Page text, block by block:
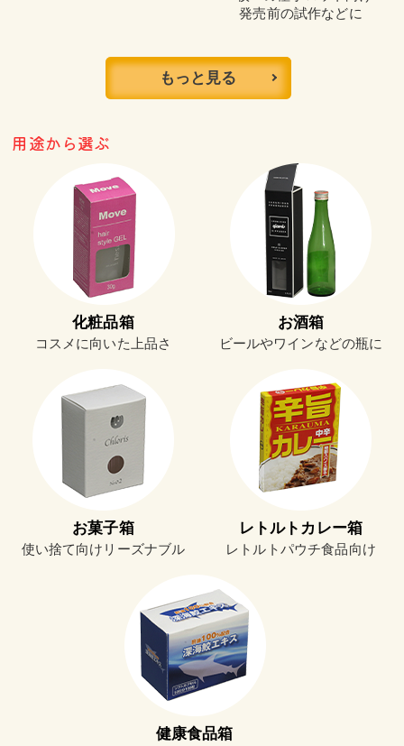
発売前の試作などに
もっと見る
用途から選ぶ
化粧品箱
コスメに向いた上品さ
お酒箱
ビールやワインなどの瓶に
お菓子箱
使い捨て向けリーズナブル
レトルトカレー箱
レトルトパウチ食品向け
健康食品箱